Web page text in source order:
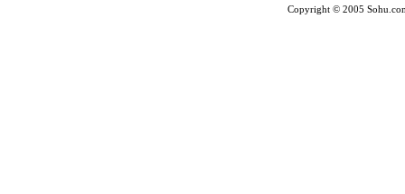
Copyright © 2005